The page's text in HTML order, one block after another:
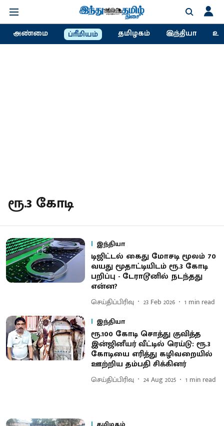
அண்மை ப்ரீமியம் தமிழகம் இந்தியா
ரூ.3 கோடி
இந்தியா
டிஜிட்டல் கைது மோசடி மூலம் 70
வயது மூதாட்டியிடம் ரூ.3 கோடி
பறிப்பு - டேராடூனில் நடந்தது
என்ன?
செய்திப்பிரிவு 23 Feb 2026 1 min read
இந்தியா
ரூ.100 கோடி சொத்து குவித்த
இன்ஜினீயர் வீட்டில் ரெய்டு: ரூ.3
கோடியை எரித்து கழிவறையில்
ஊற்றிய தம்பதி சிக்கினர்
செய்திப்பிரிவு 24 Aug 2025 1 min read